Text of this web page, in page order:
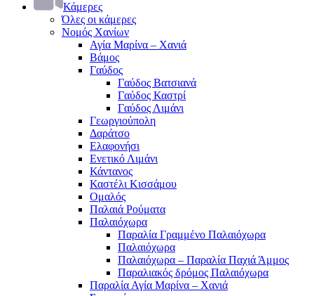
Κάμερες
Όλες οι κάμερες
Νομός Χανίων
Αγία Μαρίνα – Χανιά
Βάμος
Γαύδος
Γαύδος Βατσιανά
Γαύδος Καστρί
Γαύδος Λιμάνι
Γεωργιούπολη
Δαράτσο
Ελαφονήσι
Ενετικό Λιμάνι
Κάντανος
Καστέλι Κισσάμου
Ομαλός
Παλαιά Ρούματα
Παλαιόχωρα
Παραλία Γραμμένο Παλαιόχωρα
Παλαιόχωρα
Παλαιόχωρα – Παραλία Παχιά Άμμος
Παραλιακός δρόμος Παλαιόχωρα
Παραλία Αγία Μαρίνα – Χανιά